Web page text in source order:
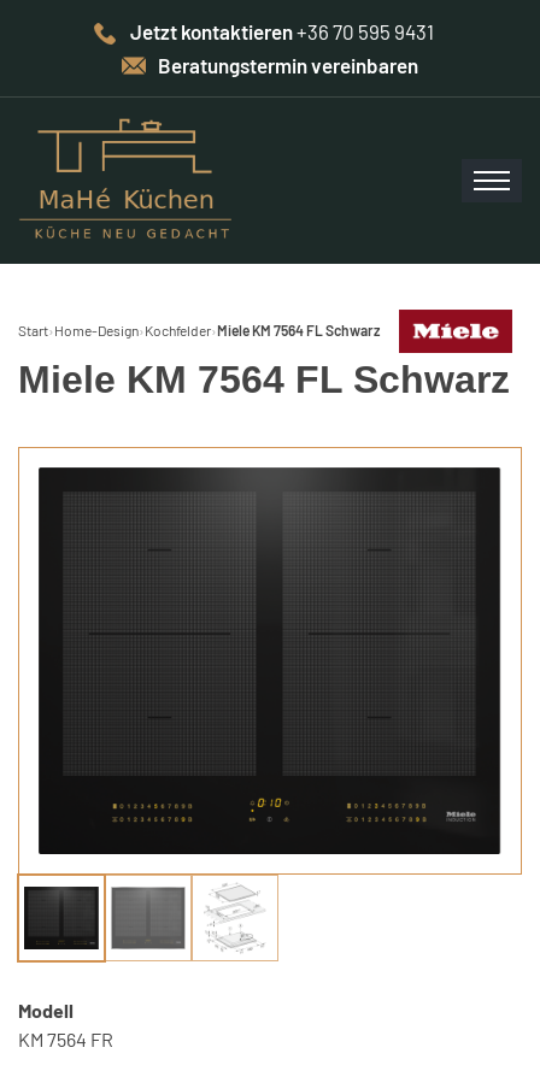
Jetzt kontaktieren+36 70 595 9431
Beratungstermin vereinbaren
Start› Home-Design› Kochfelder›Miele KM 7564 FL Schwarz
Miele KM 7564 FL Schwarz
Modell
KM 7564 FR